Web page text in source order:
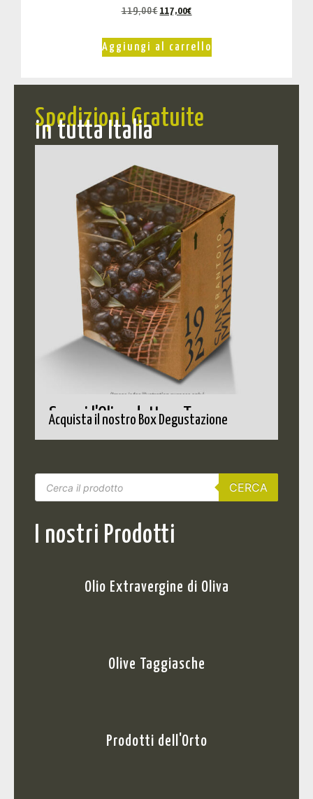
119,00€ 117,00€
Aggiungi al carrello
Spedizioni Gratuite
in tutta Italia
Scopri l'Olio adatto a Te
Acquista il nostro Box Degustazione
CERCA
I nostri Prodotti
Olio Extravergine di Oliva
Olive Taggiasche
Prodotti dell'Orto